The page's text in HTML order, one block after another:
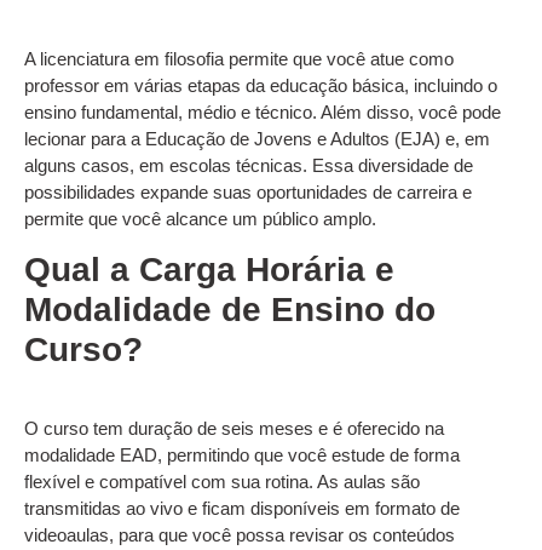
A licenciatura em filosofia permite que você atue como
professor em várias etapas da educação básica, incluindo o
ensino fundamental, médio e técnico. Além disso, você pode
lecionar para a Educação de Jovens e Adultos (EJA) e, em
alguns casos, em escolas técnicas. Essa diversidade de
possibilidades expande suas oportunidades de carreira e
permite que você alcance um público amplo.
Qual a Carga Horária e
Modalidade de Ensino do
Curso?
O curso tem duração de seis meses e é oferecido na
modalidade EAD, permitindo que você estude de forma
flexível e compatível com sua rotina. As aulas são
transmitidas ao vivo e ficam disponíveis em formato de
videoaulas, para que você possa revisar os conteúdos